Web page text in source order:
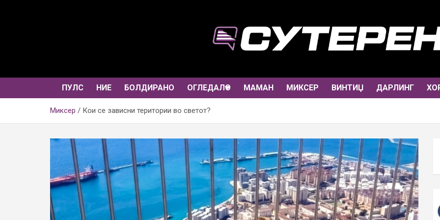
ПУЛС НИЕ БОЛДИРАНО ОГЛЕДАЛО МАМАН МИКСЕР ВИНТИЏ ДАРЛИНГ
Миксер Кои се зависни територии во светот?